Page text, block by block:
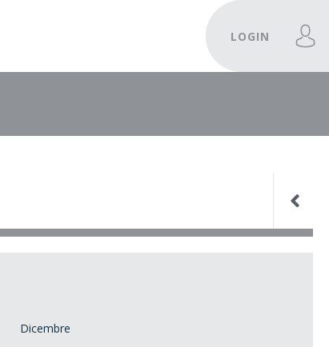
LOGIN
Dicembre